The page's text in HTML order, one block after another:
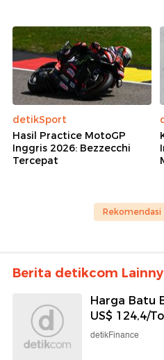
detikSport
Hasil Practice MotoGP
Inggris 2026: Bezzecchi
Tercepat
Rekomendasi
Berita detikcom
Harga Batu
US$ 124,4/
detikFinance